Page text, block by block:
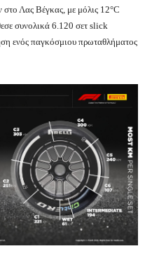
στο Λας Βέγκας, με μόλις 12°C
συνολικά 6.120 σετ slick
ενός παγκόσμιου πρωταθλήματος